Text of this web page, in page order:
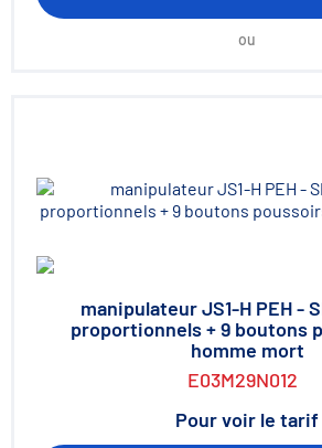
ou
manipulateur JS1-H PEH -
proportionnels + 9 boutons
homme mort
E03M29N012
Pour voir le tarif